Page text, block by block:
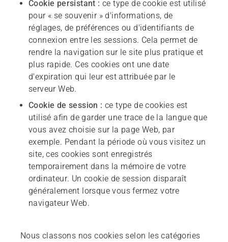
Cookie persistant : ce type de cookie est utilisé
pour « se souvenir » d'informations, de
réglages, de préférences ou d'identifiants de
connexion entre les sessions. Cela permet de
rendre la navigation sur le site plus pratique et
plus rapide. Ces cookies ont une date
d'expiration qui leur est attribuée par le
serveur Web.
Cookie de session : ce type de cookies est
utilisé afin de garder une trace de la langue que
vous avez choisie sur la page Web, par
exemple. Pendant la période où vous visitez un
site, ces cookies sont enregistrés
temporairement dans la mémoire de votre
ordinateur. Un cookie de session disparaît
généralement lorsque vous fermez votre
navigateur Web.
Nous classons nos cookies selon les catégories